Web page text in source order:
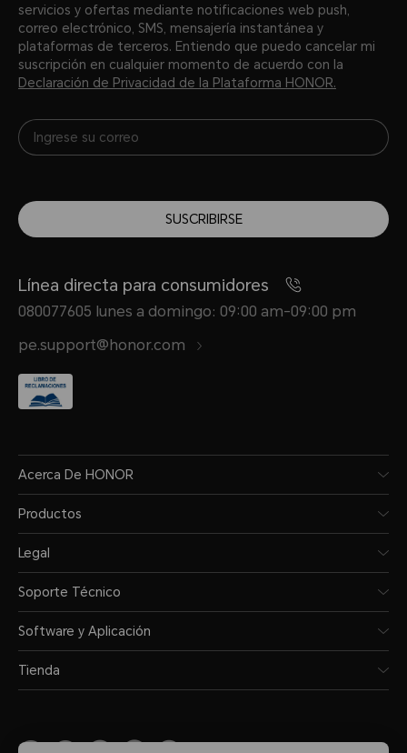
servicios y ofertas mediante notificaciones web push,
correo electrónico, SMS, mensajería instantánea y
plataformas de terceros. Entiendo que puedo cancelar mi
suscripción en cualquier momento de acuerdo con la
Declaración de Privacidad de la Plataforma HONOR.
SUSCRIBIRSE
Línea directa para consumidores
080077605 lunes a domingo: 09:00 am-09:00 pm
pe.support@honor.com
Acerca De HONOR
Productos
Legal
Soporte Técnico
Software y Aplicación
Tienda